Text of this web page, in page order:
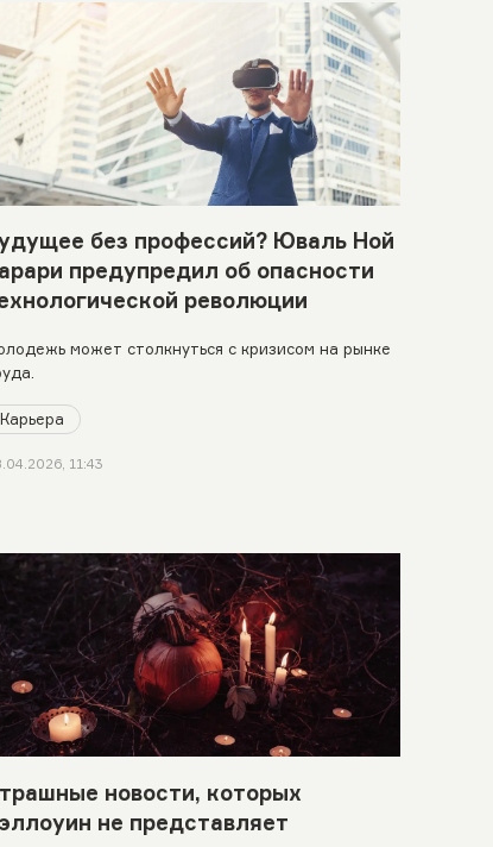
без профессий? Юваль Ной
предупредил об опасности
революции
может столкнуться с кризисом на рынке
Карьера
11:43
новости, которых
не представляет